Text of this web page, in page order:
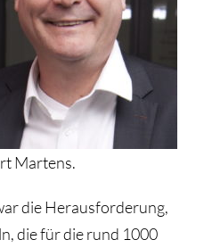
Martens.
die Herausforderung,
die für die rund 1000